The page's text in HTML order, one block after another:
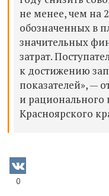
не менее, чем на
обозначенных в
значительных
затрат.
к достижению
показателей», —
и рационального
Красноярского
0